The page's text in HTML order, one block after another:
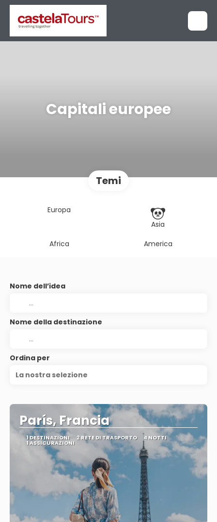
Capitali europee
Temi
Europa
Asia
Africa
America
Nome dell’idea
Nome della destinazione
Ordina per
La nostra selezione
París, Francia
1 DESTINAZIONI 2 RETE DI TRASPORTO 4 NOTTI
1 ASSICURAZIONI